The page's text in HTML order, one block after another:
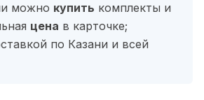
можно купить комплекты и
цена в карточке;
по Казани и всей